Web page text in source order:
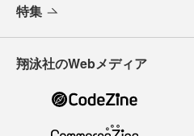
特集
翔泳社のWebメディア